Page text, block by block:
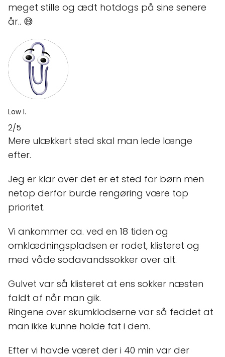
meget stille og ædt hotdogs på sine senere
år.. 😅
Low I.
2/5
Mere ulækkert sted skal man lede længe
efter.
Jeg er klar over det er et sted for børn men
netop derfor burde rengøring være top
prioritet.
Vi ankommer ca. ved en 18 tiden og
omklædningspladsen er rodet, klisteret og
med våde sodavandssokker over alt.
Gulvet var så klisteret at ens sokker næsten
faldt af når man gik.
Ringene over skumklodserne var så feddet at
man ikke kunne holde fat i dem.
Efter vi havde været der i 40 min var der